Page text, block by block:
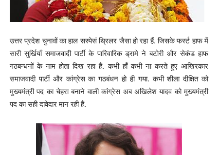
उत्तर प्रदेश चुनावों का हाल सस्पेसं थ्रिलर जैसा हो रहा हैं. जिसके फर्स्ट हाफ में
सारी सुर्खियाँ समाजवादी पार्टी के पारिवारिक ड्रामे ने बटोरी और सेकंड हाफ
गठबन्धनों के नाम होता दिख रहा हैं. कभी हाँ कभी ना करते हुए आखिरकार
समाजवादी पार्टी और कांग्रेस का गठबंधन हो ही गया. कभी शीला दीक्षित को
मुख्यमंत्री पद का चेहरा बनाने वाली कांग्रेस अब अखिलेश यादव को मुख्यमंत्री
पद का सही दावेदार मान रही हैं.